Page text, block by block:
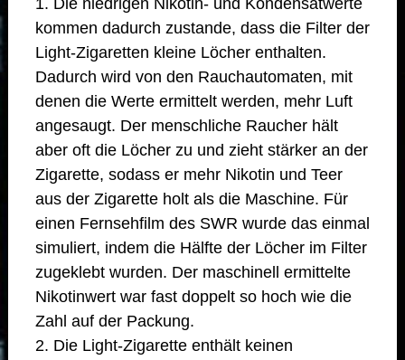
1. Die niedrigen Nikotin- und Kondensatwerte
kommen dadurch zustande, dass die Filter der
Light-Zigaretten kleine Löcher enthalten.
Dadurch wird von den Rauchautomaten, mit
denen die Werte ermittelt werden, mehr Luft
angesaugt. Der menschliche Raucher hält
aber oft die Löcher zu und zieht stärker an der
Zigarette, sodass er mehr Nikotin und Teer
aus der Zigarette holt als die Maschine. Für
einen Fernsehfilm des SWR wurde das einmal
simuliert, indem die Hälfte der Löcher im Filter
zugeklebt wurden. Der maschinell ermittelte
Nikotinwert war fast doppelt so hoch wie die
Zahl auf der Packung.
2. Die Light-Zigarette enthält keinen